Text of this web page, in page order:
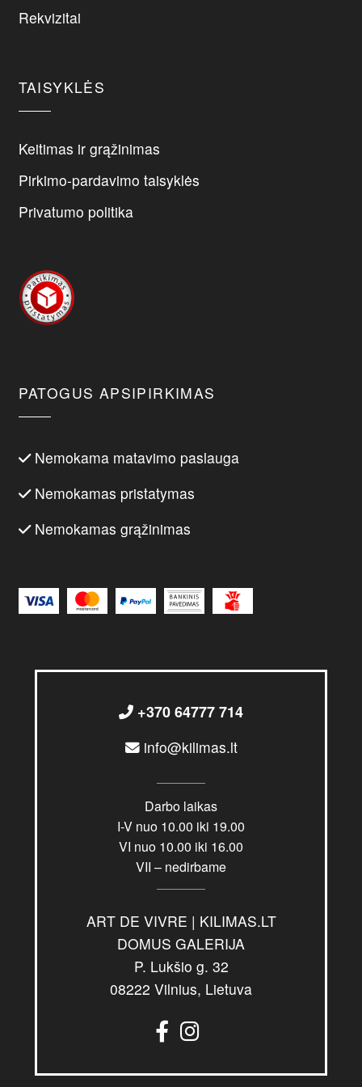
page
Rekvizitai
TAISYKLĖS
Keitimas ir grąžinimas
Pirkimo-pardavimo taisyklės
Privatumo politika
PATOGUS APSIPIRKIMAS
Nemokama matavimo paslauga
Nemokamas pristatymas
Nemokamas grąžinimas
+370 64777 714
info@kilimas.lt
Darbo laikas
I-V nuo 10.00 iki 19.00
VI nuo 10.00 iki 16.00
VII – nedirbame
ART DE VIVRE | KILIMAS.LT
DOMUS GALERIJA
P. Lukšio g. 32
08222 Vilnius, Lietuva